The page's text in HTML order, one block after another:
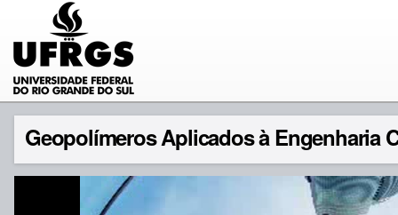
Geopolímeros Aplicados à Engenharia